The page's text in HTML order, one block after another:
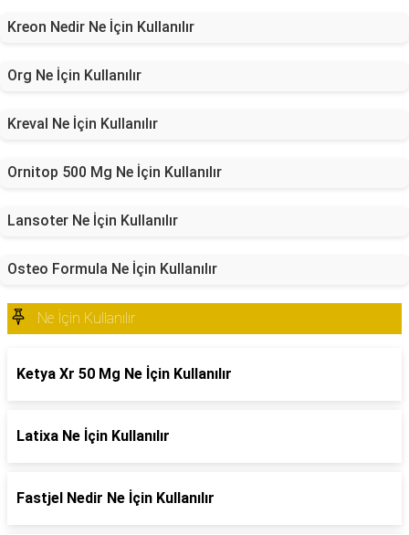
Kreon Nedir Ne İçin Kullanılır
Org Ne İçin Kullanılır
Kreval Ne İçin Kullanılır
Ornitop 500 Mg Ne İçin Kullanılır
Lansoter Ne İçin Kullanılır
Osteo Formula Ne İçin Kullanılır
Ne İçin Kullanılır
Ketya Xr 50 Mg Ne İçin Kullanılır
Latixa Ne İçin Kullanılır
Fastjel Nedir Ne İçin Kullanılır